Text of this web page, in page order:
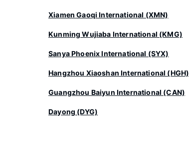
Xiamen Gaoqi International (XMN)
Kunming Wujiaba International (KMG)
Sanya Phoenix International (SYX)
Hangzhou Xiaoshan International (HGH)
Guangzhou Baiyun International (CAN)
Dayong (DYG)